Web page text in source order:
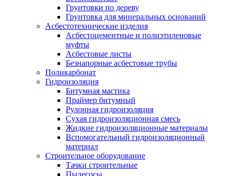
Грунтовки по дереву
Грунтовка для минеральных оснований
Асбестотехнические изделия
Асбестоцементные и полиэтиленовые
муфты
Асбестовые листы
Безнапорные асбестовые трубы
Поликарбонат
Гидроизоляция
Битумная мастика
Праймер битумный
Рулонная гидроизоляция
Сухая гидроизоляционная смесь
Жидкие гидроизоляционные материалы
Вспомогательный гидроизоляционный
материал
Строительное оборудование
Тачки строительные
Пылесосы